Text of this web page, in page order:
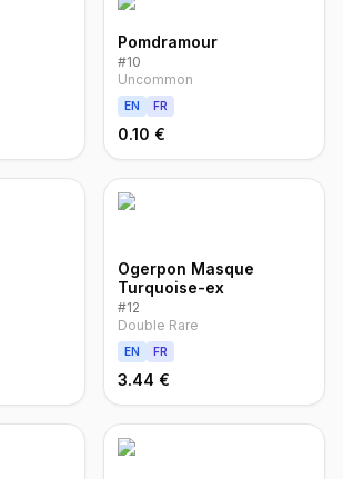
Pomdramour
#10
Uncommon
EN FR
0.10 €
Ogerpon Masque
Turquoise-ex
#12
Double Rare
EN FR
3.44 €